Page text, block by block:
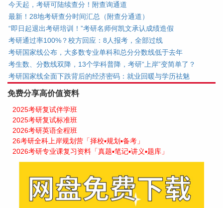
今天起，考研可陆续查分！附查询通道
最新！28地考研查分时间汇总（附查分通道）
“即日起退出考研培训！”考研名师何凯文承认成绩造假
考研通过率100%？校方回应：8人报考，全部过线
考研国家线公布，大多数专业单科和总分分数线低于去年
考生数、分数线双降，13个学科普降，考研“上岸”变简单了？
考研国家线全面下跌背后的经济密码：就业回暖与学历祛魅
免费分享高价值资料
2025考研复试伴学班
2025考研复试标准班
2026考研英语全程班
26考研全科上岸规划营「择校▪规划▪备考」
2026考研专业课复习资料「真题▪笔记▪讲义▪题库」